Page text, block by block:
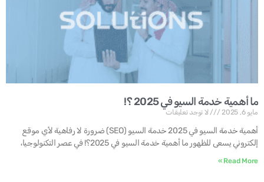
ما أهمية خدمة السيو في 2025 ؟!
مايو 6, 2025 لا توجد تعليقات
أهمية خدمة السيو في 2025 خدمة السيو (SEO) ضرورة لا رفاهية لأي موقع
إلكتروني يسعى للظهور ما أهمية خدمة السيو في 2025؟! في عصر التكنولوجيا،
Read More »